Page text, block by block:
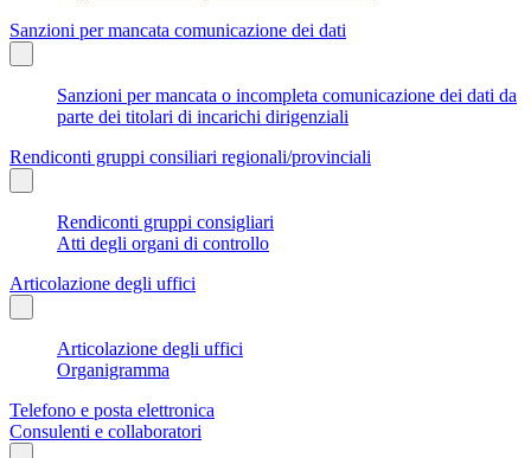
Sanzioni per mancata comunicazione dei dati
Sanzioni per mancata o incompleta comunicazione dei dati da
parte dei titolari di incarichi dirigenziali
Rendiconti gruppi consiliari regionali/provinciali
Rendiconti gruppi consigliari
Atti degli organi di controllo
Articolazione degli uffici
Articolazione degli uffici
Organigramma
Telefono e posta elettronica
Consulenti e collaboratori